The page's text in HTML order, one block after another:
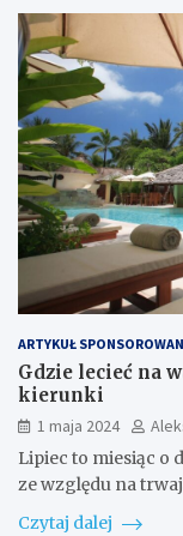
ARTYKUŁ
Gdzie lecieć na
kierunki
1 maja 2024
Lipiec to miesiąc o
ze względu na
Czytaj dalej